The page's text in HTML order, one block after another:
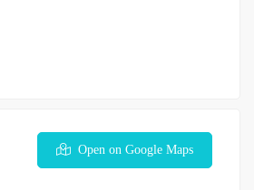
Open on Google Maps